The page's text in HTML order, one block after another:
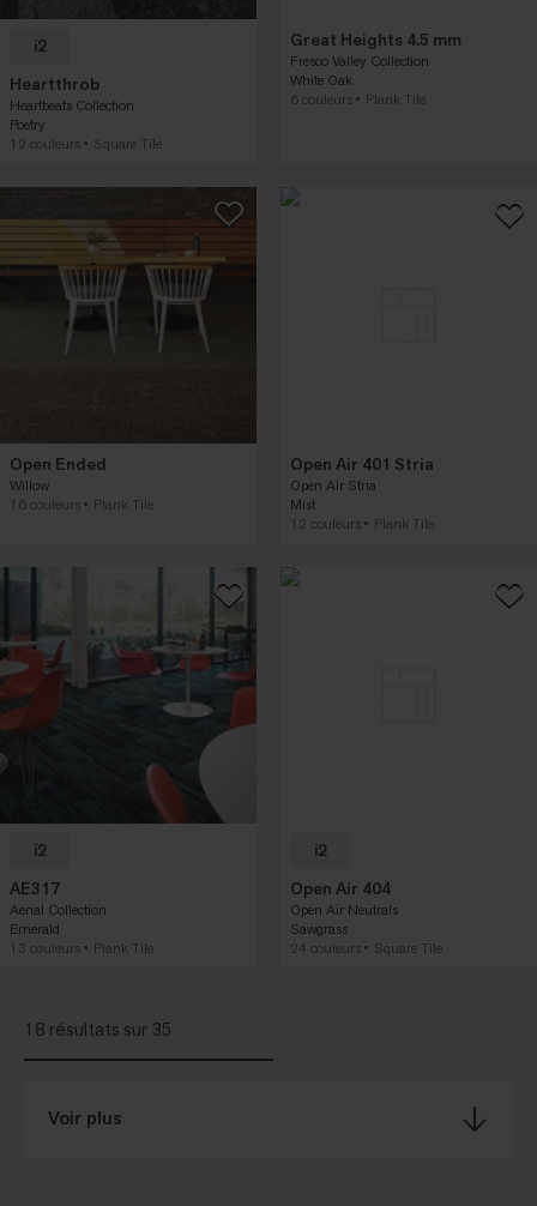
i2
Heartthrob
Heartbeats Collection
Poetry
12 couleurs
Square Tile
Great Heights 4.5 mm
Fresco Valley Collection
White Oak
6 couleurs
Plank Tile
Open Ended
Willow
16 couleurs
Plank Tile
Open Air 401 Stria
Open Air Stria
Mist
12 couleurs
Plank Tile
i2
AE317
Aerial Collection
Emerald
13 couleurs
Plank Tile
i2
Open Air 404
Open Air Neutrals
Sawgrass
24 couleurs
Square Tile
18 résultats sur 35
Voir plus